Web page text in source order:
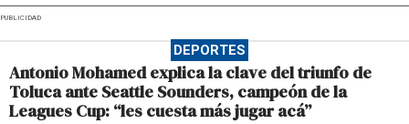
PUBLICIDAD
DEPORTES
Antonio Mohamed explica la clave del triunfo de
Toluca ante Seattle Sounders, campeón de la
Leagues Cup: “les cuesta más jugar acá”